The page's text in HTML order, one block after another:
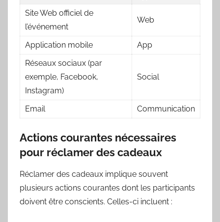
Site Web officiel de
l’événement
Web
Application mobile
App
Réseaux sociaux (par
exemple, Facebook,
Instagram)
Social
Email Communication
Actions courantes nécessaires
pour réclamer des cadeaux
Réclamer des cadeaux implique souvent
plusieurs actions courantes dont les participants
doivent être conscients. Celles-ci incluent :